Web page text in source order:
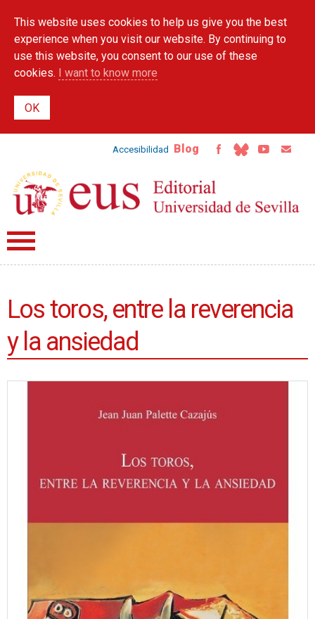
main
content
This website uses cookies to help us give you the best
experience when you visit our website. By continuing to
use this website, you consent to our use of these
cookies. I want to know more
Accesibilidad Blog
Los toros, entre la reverencia
y la ansiedad